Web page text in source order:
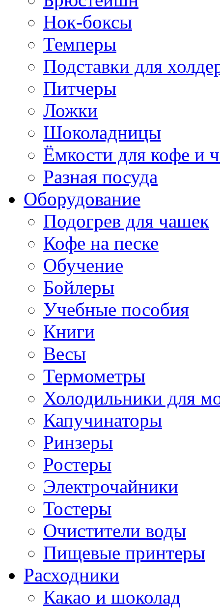
Нок-боксы
Темперы
Подставки для
Питчеры
Ложки
Шоколадницы
Ёмкости для кофе и
Разная посуда
Оборудование
Подогрев для чашек
Кофе на песке
Обучение
Бойлеры
Учебные пособия
Книги
Весы
Термометры
Холодильники для
Капучинаторы
Ринзеры
Ростеры
Электрочайники
Тостеры
Очистители воды
Пищевые принтеры
Расходники
Какао и шоколад